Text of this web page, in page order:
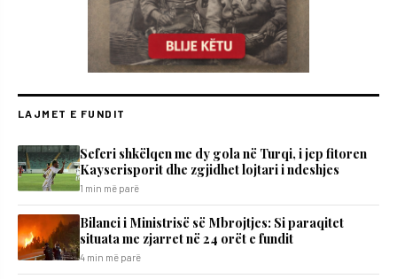
LAJMET E FUNDIT
Seferi shkëlqen me dy gola në Turqi, i jep fitoren
Kayserisporit dhe zgjidhet lojtari i ndeshjes
1 min më parë
Bilanci i Ministrisë së Mbrojtjes: Si paraqitet
situata me zjarret në 24 orët e fundit
4 min më parë